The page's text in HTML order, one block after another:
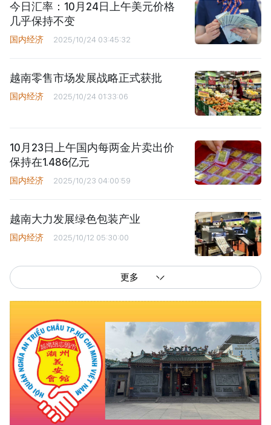
今日汇率：10月24日上午美元价格
几乎保持不变
国内经济 2025/10/24 03:45:32
越南零售市场发展战略正式获批
国内经济 2025/10/24 01:33:06
10月23日上午国内每两金片卖出价
保持在1.486亿元
国内经济 2025/10/23 04:00:59
越南大力发展绿色包装产业
国内经济 2025/10/12 05:30:00
更多
西贡解放报网版权所有
由越南新闻与传播部所属报刊局于2023年09月06日 签发第26/GP-CBC号许可